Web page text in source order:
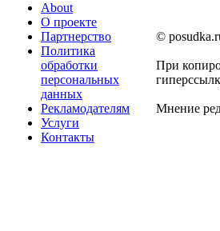
About
О проекте
Партнерство
Политика
обработки
персональных
данных
Рекламодателям
Услуги
Контакты
©
При
Мнение